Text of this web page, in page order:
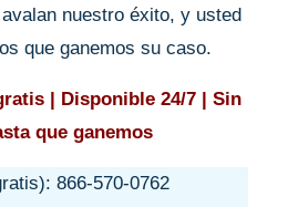
nuestro éxito, y usted
que ganemos su caso.
| Disponible 24/7 | Sin
que ganemos
866-570-0762